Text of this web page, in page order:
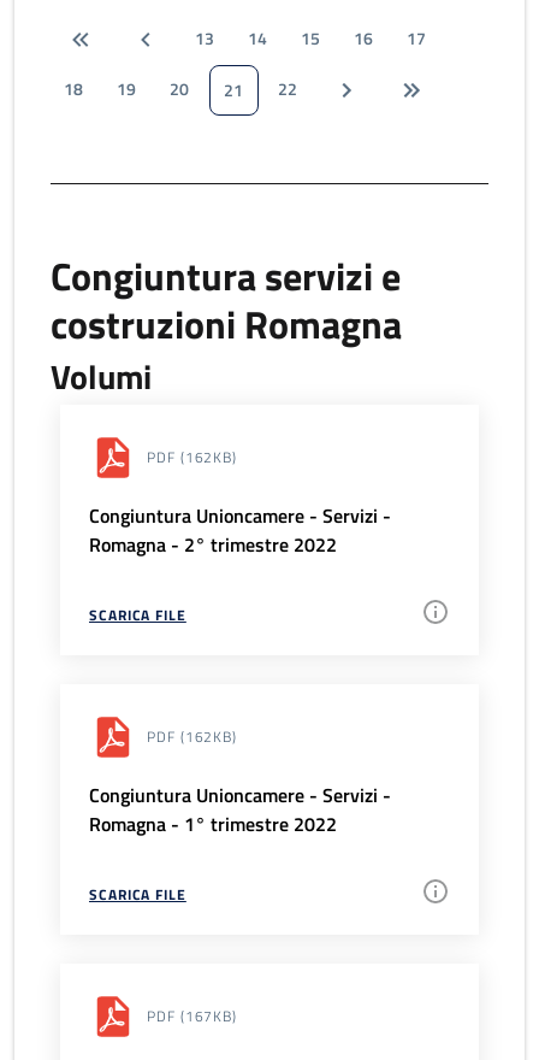
13 14 15 16
17
18
19 20 21 22
Congiuntura servizi e
costruzioni Romagna
Volumi
PDF (162KB)
Congiuntura Unioncamere - Servizi -
Romagna - 2° trimestre 2022
SCARICA FILE
PDF (162KB)
Congiuntura Unioncamere - Servizi -
Romagna - 1° trimestre 2022
SCARICA FILE
PDF (167KB)